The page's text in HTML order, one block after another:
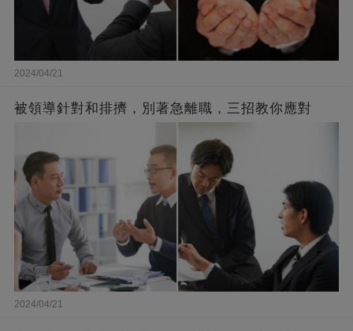
2024/04/21
被領導針對和排擠，別著急離職，三招教你應對
2024/04/21